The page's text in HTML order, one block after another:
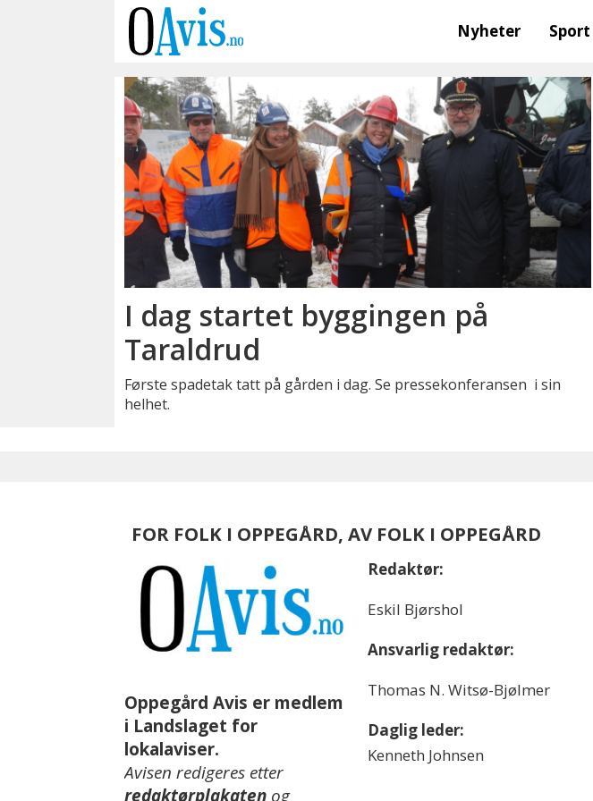
Nyheter Sport
poltiiets
beredskapssenter
I dag startet byggingen på
Taraldrud
Første spadetak tatt på gården i dag. Se pressekonferansen i sin
helhet.
FOR FOLK I OPPEGÅRD, AV FOLK I OPPEGÅRD
Oppegård Avis er medlem
i Landslaget for
lokalaviser.
Avisen redigeres etter
redaktørplakaten og
Redaktør:
Eskil Bjørshol
Ansvarlig redaktør:
Thomas N. Witsø-Bjølmer
Daglig leder:
Kenneth Johnsen